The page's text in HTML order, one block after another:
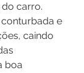
carro.
e
caindo
boa